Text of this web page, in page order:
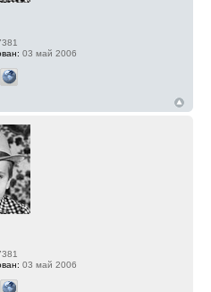
03 май 2006
03 май 2006